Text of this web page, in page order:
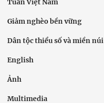
Tuần Việt Nam
Giảm nghèo bền vững
Dân tộc thiểu số và miền núi
English
Ảnh
Multimedia